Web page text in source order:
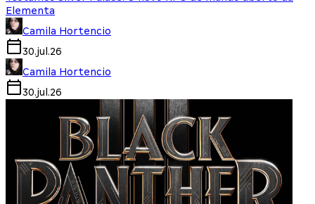
Elementa
Camila Hortencio
30.jul.26
Camila Hortencio
30.jul.26